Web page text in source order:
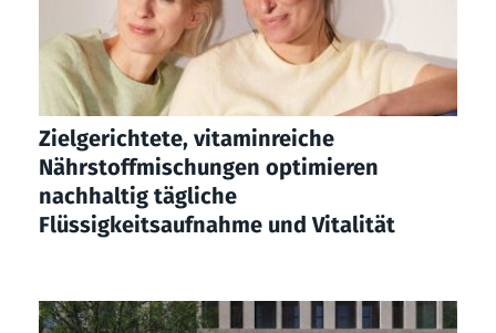
Zielgerichtete, vitaminreiche
Nährstoffmischungen optimieren
nachhaltig tägliche
Flüssigkeitsaufnahme und Vitalität